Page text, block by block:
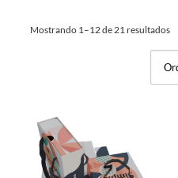
Mostrando 1–12 de 21 resultados